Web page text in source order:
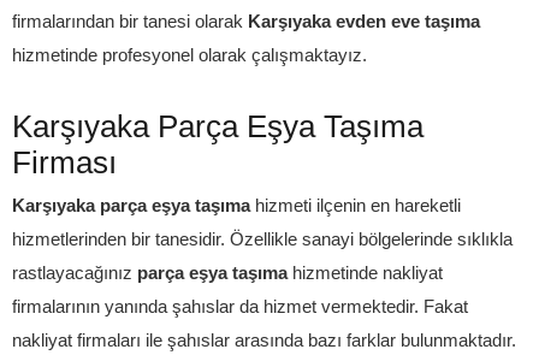
firmalarından bir tanesi olarak Karşıyaka evden eve taşıma
hizmetinde profesyonel olarak çalışmaktayız.
Karşıyaka Parça Eşya Taşıma
Firması
Karşıyaka parça eşya taşımahizmeti ilçenin en hareketli
hizmetlerinden bir tanesidir. Özellikle sanayi bölgelerinde sıklıkla
rastlayacağınız parça eşya taşımahizmetinde nakliyat
firmalarının yanında şahıslar da hizmet vermektedir. Fakat
nakliyat firmaları ile şahıslar arasında bazı farklar bulunmaktadır.